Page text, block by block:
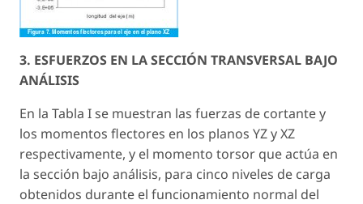
3. ESFUERZOS EN LA SECCIÓN TRANSVERSAL BAJO
ANÁLISIS
En la Tabla I se muestran las fuerzas de cortante y
los momentos flectores en los planos YZ y XZ
respectivamente, y el momento torsor que actúa en
la sección bajo análisis, para cinco niveles de carga
obtenidos durante el funcionamiento normal del